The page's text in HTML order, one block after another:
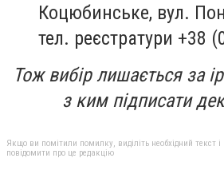
Коцюбинське, вул.
тел. реєстратури +38
Тож вибір лишається за
з ким підписати
Якщо ви помітили помилку, виділіть необхідний текст
повідомити про це редакцію